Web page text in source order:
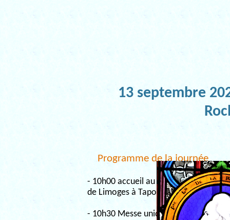
13 septembre
Programme de la journée
- 10h00 accueil au château 1 route
de Limoges à Taponnat
- 10h30 Messe unique présidée par